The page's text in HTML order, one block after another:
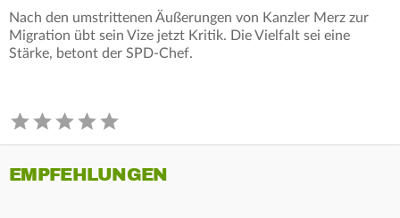
Nach den umstrittenen Äußerungen von Kanzler Merz zur
Migration übt sein Vize jetzt Kritik. Die Vielfalt sei eine
Stärke, betont der SPD-Chef.
EMPFEHLUNGEN